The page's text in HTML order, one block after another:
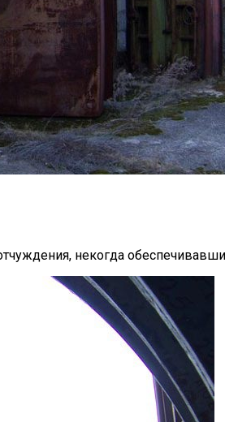
некогда